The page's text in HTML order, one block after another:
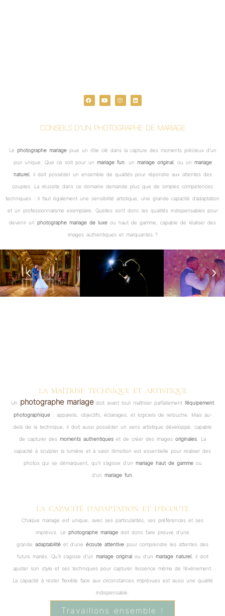
a
c
o
k
o
u
e
n
s
r
a
i
n
n
CONSEILS D’UN PHOTOGRAPHE DE MARIAGE
Le photographe mariagejoue un rôle clé dans la capture des moments précieux d’un
jour unique. Que ce soit pour un mariage fun, un mariage original, ou un mariage
naturel, il doit posséder un ensemble de qualités pour répondre aux attentes des
couples. La réussite dans ce domaine demande plus que de simples compétences
techniques : il faut également une sensibilité artistique, une grande capacité d’adaptation
et un professionnalisme exemplaire. Quelles sont donc les qualités indispensables pour
devenir un photographe mariage de luxe ou haut de gamme, capable de réaliser des
images authentiques et marquantes ?
LA MAÎTRISE TECHNIQUE ET ARTISTIQUE
Un photographe mariagedoit avant tout maîtriser parfaitement l’équipement
photographique: appareils, objectifs, éclairages, et logiciels de retouche. Mais au-
delà de la technique, il doit aussi posséder un sens artistique développé, capable
de capturer des moments authentiques et de créer des images originales . La
capacité à sculpter la lumière et à saisir l’émotion est essentielle pour réaliser des
photos qui se démarquent, qu’il s’agisse d’un mariage haut de gammeou
d’un mariage fun.
LA CAPACITÉ D’ADAPTATION ET D’ÉCOUTE
Chaque mariage est unique, avec ses particularités, ses préférences et ses
imprévus. Le photographe mariage doit donc faire preuve d’une
grande adaptabilité et d’une écoute attentive pour comprendre les attentes des
futurs mariés. Qu’il s’agisse d’un mariage originalou d’un mariage naturel, il doit
ajuster son style et ses techniques pour capturer l’essence même de l’événement.
La capacité à rester flexible face aux circonstances imprévues est aussi une qualité
indispensable.
Travaillons ensemble !